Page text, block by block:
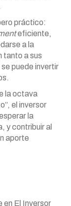
práctico:
eficiente,
a la
tanto a sus
puede invertir
la octava
el inversor
la
y contribuir al
aporte
en El Inversor